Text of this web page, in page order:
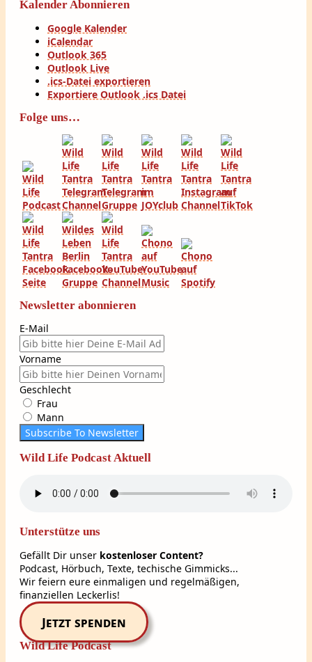
Kalender Abonnieren
Google Kalender
iCalendar
Outlook 365
Outlook Live
.ics-Datei exportieren
Exportiere Outlook .ics Datei
Folge uns…
Newsletter abonnieren
E-Mail
Vorname
Geschlecht
Frau
Mann
Subscribe To Newsletter
Wild Life Podcast Aktuell
Unterstütze uns
Gefällt Dir unser kostenloser Content?
Podcast, Hörbuch, Texte, techische Gimmicks...
Wir feiern eure einmaligen und regelmäßigen,
finanziellen Leckerlis!
Jetzt spenden
Wild Life Podcast